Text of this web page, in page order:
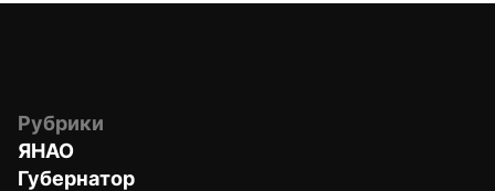
Рубрики
ЯНАО
Губернатор